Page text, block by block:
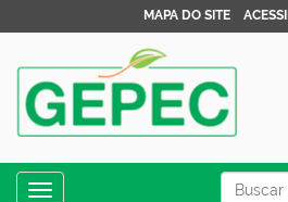
Busca
MAPA DO SITE
Toggle navigation